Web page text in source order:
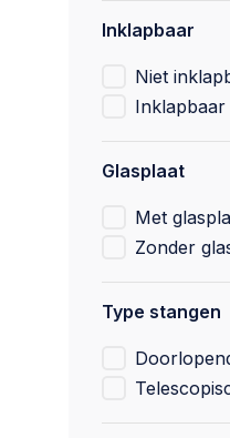
Inklapbaar
Niet
Inklapbaar
Glasplaat
Met
Zonder
Type stangen